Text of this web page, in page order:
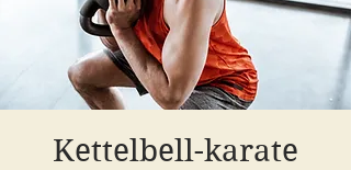
Kettelbell-karate